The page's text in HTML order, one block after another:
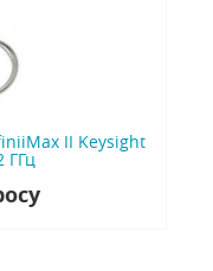
II Keysight
ГГц